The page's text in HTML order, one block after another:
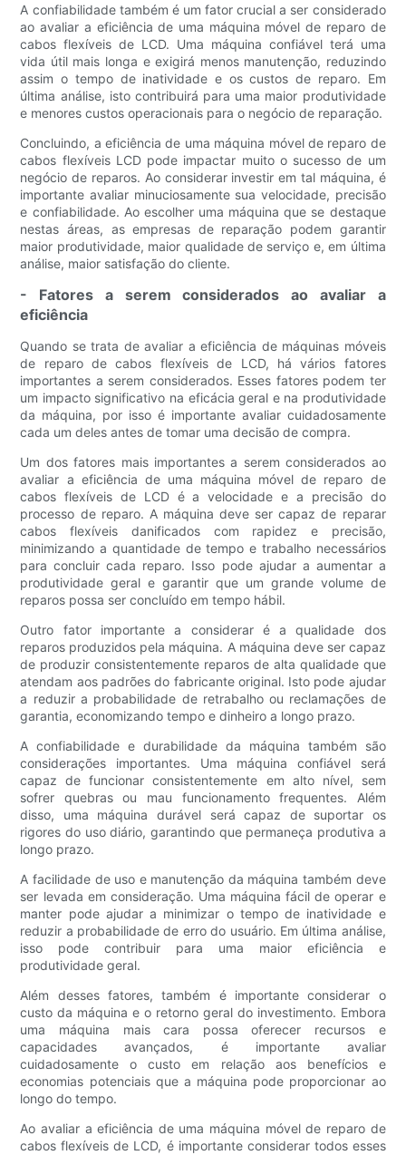
A confiabilidade também é um fator crucial a ser considerado
ao avaliar a eficiência de uma máquina móvel de reparo de
cabos flexíveis de LCD. Uma máquina confiável terá uma
vida útil mais longa e exigirá menos manutenção, reduzindo
assim o tempo de inatividade e os custos de reparo. Em
última análise, isto contribuirá para uma maior produtividade
e menores custos operacionais para o negócio de reparação.
Concluindo, a eficiência de uma máquina móvel de reparo de
cabos flexíveis LCD pode impactar muito o sucesso de um
negócio de reparos. Ao considerar investir em tal máquina, é
importante avaliar minuciosamente sua velocidade, precisão
e confiabilidade. Ao escolher uma máquina que se destaque
nestas áreas, as empresas de reparação podem garantir
maior produtividade, maior qualidade de serviço e, em última
análise, maior satisfação do cliente.
- Fatores a serem considerados ao avaliar a
eficiência
Quando se trata de avaliar a eficiência de máquinas móveis
de reparo de cabos flexíveis de LCD, há vários fatores
importantes a serem considerados. Esses fatores podem ter
um impacto significativo na eficácia geral e na produtividade
da máquina, por isso é importante avaliar cuidadosamente
cada um deles antes de tomar uma decisão de compra.
Um dos fatores mais importantes a serem considerados ao
avaliar a eficiência de uma máquina móvel de reparo de
cabos flexíveis de LCD é a velocidade e a precisão do
processo de reparo. A máquina deve ser capaz de reparar
cabos flexíveis danificados com rapidez e precisão,
minimizando a quantidade de tempo e trabalho necessários
para concluir cada reparo. Isso pode ajudar a aumentar a
produtividade geral e garantir que um grande volume de
reparos possa ser concluído em tempo hábil.
Outro fator importante a considerar é a qualidade dos
reparos produzidos pela máquina. A máquina deve ser capaz
de produzir consistentemente reparos de alta qualidade que
atendam aos padrões do fabricante original. Isto pode ajudar
a reduzir a probabilidade de retrabalho ou reclamações de
garantia, economizando tempo e dinheiro a longo prazo.
A confiabilidade e durabilidade da máquina também são
considerações importantes. Uma máquina confiável será
capaz de funcionar consistentemente em alto nível, sem
sofrer quebras ou mau funcionamento frequentes. Além
disso, uma máquina durável será capaz de suportar os
rigores do uso diário, garantindo que permaneça produtiva a
longo prazo.
A facilidade de uso e manutenção da máquina também deve
ser levada em consideração. Uma máquina fácil de operar e
manter pode ajudar a minimizar o tempo de inatividade e
reduzir a probabilidade de erro do usuário. Em última análise,
isso pode contribuir para uma maior eficiência e
produtividade geral.
Além desses fatores, também é importante considerar o
custo da máquina e o retorno geral do investimento. Embora
uma máquina mais cara possa oferecer recursos e
capacidades avançados, é importante avaliar
cuidadosamente o custo em relação aos benefícios e
economias potenciais que a máquina pode proporcionar ao
longo do tempo.
Ao avaliar a eficiência de uma máquina móvel de reparo de
cabos flexíveis de LCD, é importante considerar todos esses